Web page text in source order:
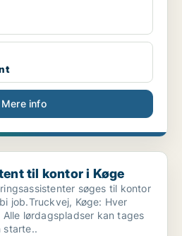
Mere info
i Køge
til kontor i Køge
søges til kontor
job.Truckvej, Køge: Hver
lørdagspladser kan tages
starte..